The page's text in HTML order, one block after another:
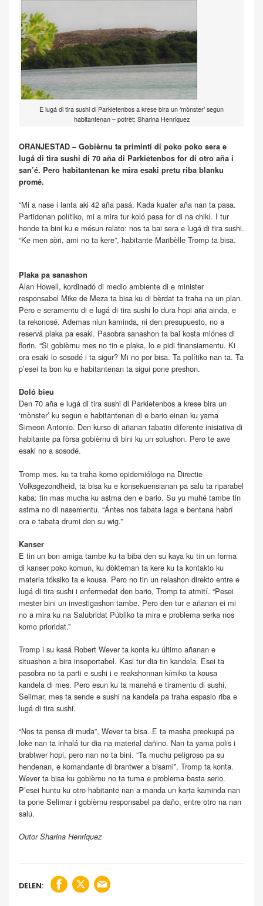
E lugá di tira sushi di Parkietenbos a krese bira un ‘mònster’ segun
habitantenan – potrèt: Sharina Henriquez
ORANJESTAD – Gobièrnu ta primintí di poko poko sera e
lugá di tira sushi di 70 aña di Parkietenbos for di otro aña i
san’é. Pero habitantenan ke mira esaki pretu riba blanku
promé.
“Mi a nase i lanta aki 42 aña pasá. Kada kuater aña nan ta pasa.
Partidonan polítiko, mi a mira tur koló pasa for di na chikí. I tur
hende ta bini ku e mésun relato: nos ta bai sera e lugá di tira sushi.
“Ke men sòri, ami no ta kere”, habitante Maribèlle Tromp ta bisa.
Plaka pa sanashon
Alan Howell, kordinadó di medio ambiente di e minister
responsabel Mike de Meza ta bisa ku di bèrdat ta traha na un plan.
Pero e seramentu di e lugá di tira sushi lo dura hopi aña ainda, e
ta rekonosé. Ademas niun kaminda, ni den presupuesto, no a
reservá plaka pa esaki. Pasobra sanashon ta bai kosta miónes di
florin. “Si gobièrnu mes no tin e plaka, lo e pidi finansiamentu. Ki
ora esaki lo sosodé i ta sigur? Mi no por bisa. Ta polítiko nan ta. Ta
p’esei ta bon ku e habitantenan ta sigui pone preshon.
Doló bieu
Den 70 aña e lugá di tira sushi di Parkietenbos a krese bira un
‘mònster’ ku segun e habitantenan di e bario einan ku yama
Simeon Antonio. Den kurso di añanan tabatin diferente inisiativa di
habitante pa fòrsa gobièrnu di bini ku un solushon. Pero te awe
esaki no a sosodé.
Tromp mes, ku ta traha komo epidemiólogo na Directie
Volksgezondheid, ta bisa ku e konsekuensianan pa salu ta riparabel
kaba: tin mas mucha ku astma den e bario. Su yu muhé tambe tin
astma no di nasementu. “Ántes nos tabata laga e bentana habrí
ora e tabata drumi den su wig.”
Kanser
E tin un bon amiga tambe ku ta biba den su kaya ku tin un forma
di kanser poko komun, ku dòkternan ta kere ku ta kontakto ku
materia tóksiko ta e kousa. Pero no tin un relashon direkto entre e
lugá di tira sushi i enfermedat den bario, Tromp ta atmití. “Pesei
mester bini un investigashon tambe. Pero den tur e añanan ei mi
no a mira ku na Salubridat Públiko ta mira e problema serka nos
komo prioridat.”
Tromp i su kasá Robert Wever ta konta ku último añanan e
situashon a bira insoportabel. Kasi tur dia tin kandela. Esei ta
pasobra no ta parti e sushi i e reakshonnan kímiko ta kousa
kandela di mes. Pero esun ku ta manehá e tiramentu di sushi,
Selimar, mes ta sende e sushi na kandela pa traha espasio riba e
lugá di tira sushi.
“Nos ta pensa di muda”, Wever ta bisa. E ta masha preokupá pa
loke nan ta inhalá tur dia na material dañino. Nan ta yama polis i
brabtwer hopi, pero nan no ta bini. “Ta muchu peligroso pa su
hendenan, e komandante di brantwer a bisami”, Tromp ta konta.
Wever ta bisa ku gobièrnu no ta tuma e problema basta serio.
P’esei huntu ku otro habitante nan a manda un karta kaminda nan
ta pone Selimar i gobièrnu responsabel pa daño, entre otro na nan
salú.
Outor Sharina Henriquez
DELEN: